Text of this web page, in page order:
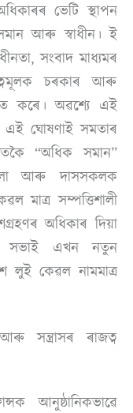
ভেটি স্থাপন
আৰু স্বাধীন। ই
সংবাদ মাধ্যমৰ
চৰকাৰ আৰু
কৰে। অৱশ্যে এই
এই ঘোষণাই সমতাৰ
“অধিক সমান”
আৰু দাসসকলক
মাত্ৰ সম্পত্তিশালী
অধিকাৰ দিয়া
সভাই এখন নতুন
লুই কেৱল নামমাত্ৰ
সন্ত্ৰাসৰ ৰাজত্ব
আনুষ্ঠানিকভাৱে